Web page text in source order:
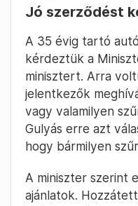
Jó szerződést
A 35 évig tartó
kérdeztük a
minisztert. Arra
jelentkezők
vagy valamilyen
Gulyás erre azt
hogy bármilyen
A miniszter szerint
ajánlatok.